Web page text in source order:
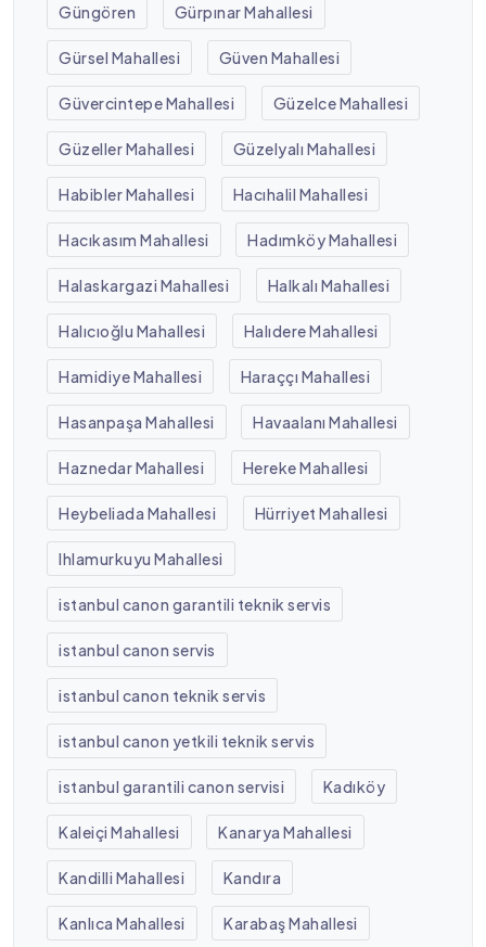
Güngören Gürpınar Mahallesi
Gürsel Mahallesi Güven Mahallesi
Güvercintepe Mahallesi Güzelce Mahallesi
Güzeller Mahallesi Güzelyalı Mahallesi
Habibler Mahallesi Hacıhalil Mahallesi
Hacıkasım Mahallesi Hadımköy Mahallesi
Halaskargazi Mahallesi Halkalı Mahallesi
Halıcıoğlu Mahallesi Halıdere Mahallesi
Hamidiye Mahallesi Haraççı Mahallesi
Hasanpaşa Mahallesi Havaalanı Mahallesi
Haznedar Mahallesi Hereke Mahallesi
Heybeliada Mahallesi Hürriyet Mahallesi
Ihlamurkuyu Mahallesi
istanbul canon garantili teknik servis
istanbul canon servis
istanbul canon teknik servis
istanbul canon yetkili teknik servis
istanbul garantili canon servisi Kadıköy
Kaleiçi Mahallesi Kanarya Mahallesi
Kandilli Mahallesi Kandıra
Kanlıca Mahallesi Karabaş Mahallesi